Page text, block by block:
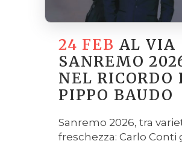
24 FEB AL VIA
SANREMO
NEL RICORDO
PIPPO BAUDO
Sanremo 2026, tra
freschezza: Carlo Conti